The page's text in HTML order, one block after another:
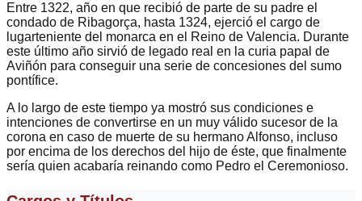
Entre 1322, año en que recibió de parte de su padre el
condado de Ribagorça, hasta 1324, ejerció el cargo de
lugarteniente del monarca en el Reino de Valencia. Durante
este último año sirvió de legado real en la curia papal de
Aviñón para conseguir una serie de concesiones del sumo
pontífice.
A lo largo de este tiempo ya mostró sus condiciones e
intenciones de convertirse en un muy válido sucesor de la
corona en caso de muerte de su hermano Alfonso, incluso
por encima de los derechos del hijo de éste, que finalmente
sería quien acabaría reinando como Pedro el Ceremonioso.